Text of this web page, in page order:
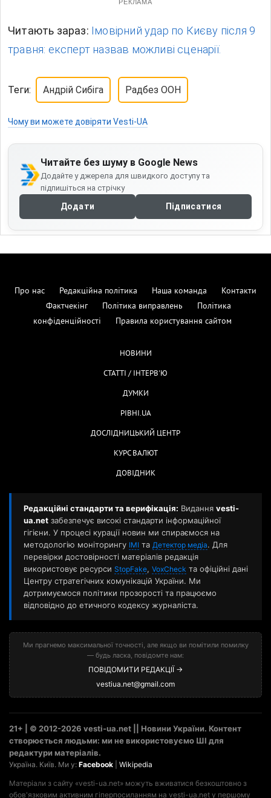
РЕКЛАМА
Читають зараз: Імовірний удар по Києву після 9
травня: експерт назвав можливі сценарії.
Теги: Андрій Сибіга Радбез ООН
Чому ви можете довіряти Vesti-UA
Читайте без шуму в Google News
Додайте у джерела для швидкого доступу та
підпишіться на стрічку
Додати Підписатися
Про нас Редакційна політика Наша команда
Контакти
Фактчекінг
Політика виправлень
Політика
конфіденційності
Правила користування сайтом
НОВИНИ
СТАТТІ / ІНТЕРВ'Ю
ДУМКИ
РІВНІ.UA
ДОСЛІДНИЦЬКИЙ ЦЕНТР
КУРС ВАЛЮТ
ДОВІДНИК
Редакційні стандарти та верифікація: Видання vesti-
ua.net забезпечує високі стандарти інформаційної
гігієни. У процесі курації новин ми спираємося на
методологію моніторингу ІМІ та Детектор медіа. Для
перевірки достовірності матеріалів редакція
використовує ресурси StopFake, VoxCheck та офіційні дані
Центру стратегічних комунікацій України. Ми
дотримуємося політики прозорості та працюємо
відповідно до етичного кодексу журналіста.
Ми прагнемо максимальної точності, але якщо ви помітили помилку
— будь ласка, повідомте нам:
ПОВІДОМИТИ РЕДАКЦІЇ →
vestiua.net@gmail.com
21+ | © 2012-2026 vesti-ua.net || Новини України. Контент
створюється людьми: ми не використовуємо ШІ для
редактури матеріалів.
Україна. Київ. Ми у: Facebook Wikipedia
Матеріали з сайту «vesti-ua.net» можуть вживатися безкоштовно з
обов'язковим активним гіперпосиланням на vesti-ua.net у першому